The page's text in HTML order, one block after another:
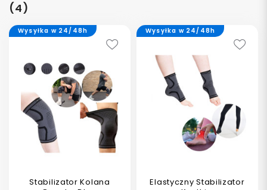
(4)
Stabilizator Kolana
Wysyłka w 24/48h
Elastyczny Stabilizator
Wysyłka w 24/48h